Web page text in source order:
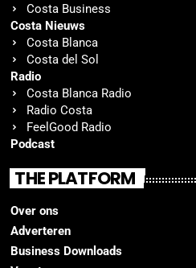
Costa Business
Costa Nieuws
Costa Blanca
Costa del Sol
Radio
Costa Blanca Radio
Radio Costa
FeelGood Radio
Podcast
THE PLATFORM
Over ons
Adverteren
Business Downloads